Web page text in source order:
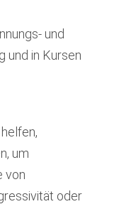
und
und in Kursen
um
von
oder